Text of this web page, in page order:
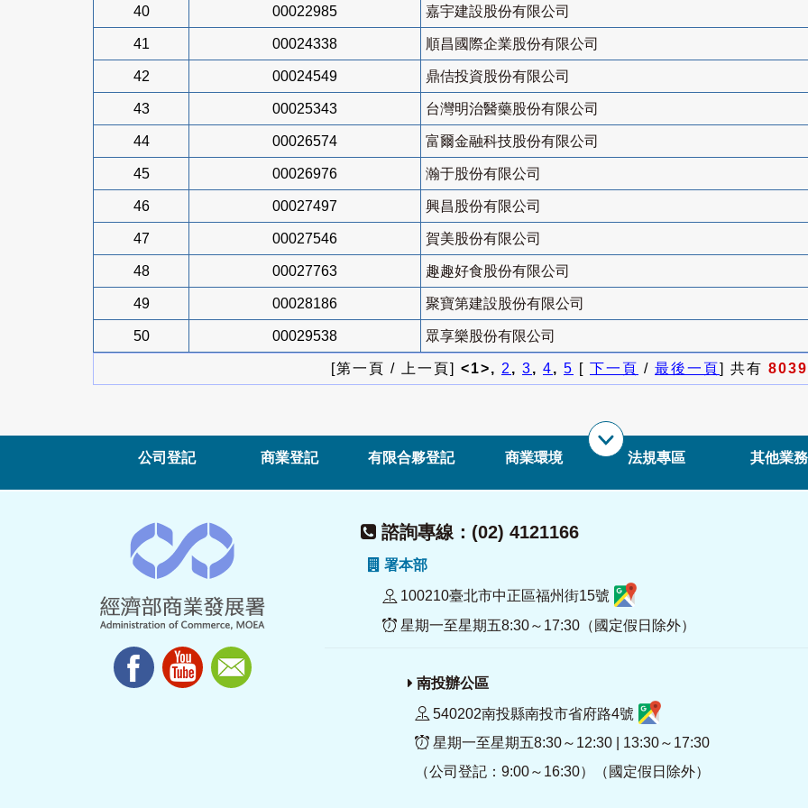
40 00022985 嘉宇建設股份有限公司
41 00024338 順昌國際企業股份有限公司
42 00024549 鼎佶投資股份有限公司
43 00025343 台灣明治醫藥股份有限公司
44 00026574 富爾金融科技股份有限公司
45 00026976 瀚于股份有限公司
46 00027497 興昌股份有限公司
47 00027546 賀美股份有限公司
48 00027763 趣趣好食股份有限公司
49 00028186 聚寶第建設股份有限公司
50 00029538 眾享樂股份有限公司
[第一頁 / 上一頁] <1>, 2, 3, 4, 5 [ 下一頁 / 最後一頁] 共有 8039
公司登記 商業登記 有限合夥登記 商業環境 法規專區 其他業務
諮詢專線：(02) 4121166
署本部
100210臺北市中正區福州街15號
星期一至星期五8:30～17:30（國定假日除外）
南投辦公區
540202南投縣南投市省府路4號
星期一至星期五8:30～12:30 | 13:30～17:30
（公司登記：9:00～16:30）（國定假日除外）